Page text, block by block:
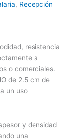
, Recepción
resistencia
a
o comerciales.
de 2.5 cm de
un uso
y densidad
una